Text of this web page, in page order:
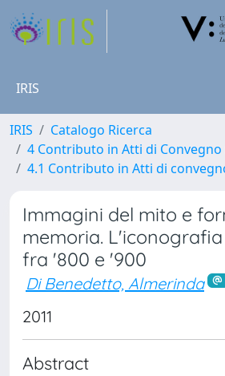
IRIS
IRIS
Catalogo Ricerca
4 Contributo in Atti di
4.1 Contributo in Atti di
Immagini del mito e
memoria.
fra '800 e '900
Di Benedetto, Almerinda
2011
Abstract